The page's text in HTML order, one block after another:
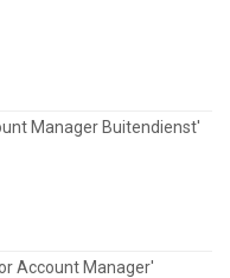
Manager Buitendienst'
Account Manager'